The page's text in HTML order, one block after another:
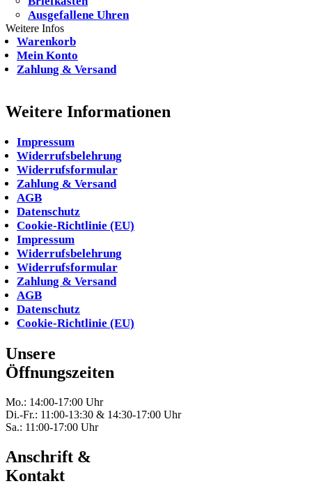
Ausgefallene Uhren
Weitere Infos
Warenkorb
Mein Konto
Zahlung & Versand
Weitere Informationen
Impressum
Widerrufsbelehrung
Widerrufsformular
Zahlung & Versand
AGB
Datenschutz
Cookie-Richtlinie (EU)
Impressum
Widerrufsbelehrung
Widerrufsformular
Zahlung & Versand
AGB
Datenschutz
Cookie-Richtlinie (EU)
Unsere
Öffnungszeiten
Mo.: 14:00-17:00 Uhr
Di.-Fr.: 11:00-13:30 & 14:30-17:00 Uhr
Sa.: 11:00-17:00 Uhr
Anschrift &
Kontakt